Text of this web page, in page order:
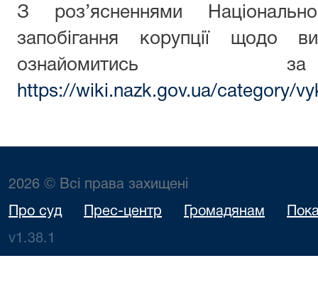
З роз’ясненнями
запобігання корупції щодо
ознайомитись
https://wiki.nazk.gov.ua/category/
2026 © Всі права захищені
Про суд Прес-центр Громадянам
v1.38.1